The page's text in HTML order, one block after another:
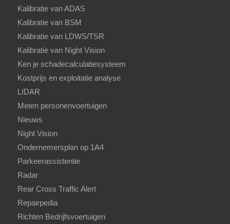
Kalibratie van ADAS
Kalibratie van BSM
Kalibratie van LDWS/TSR
Kalibratie van Night Vision
Ken je schadecalculatiesysteem
Kostprijs en exploitatie analyse
LIDAR
Meten personenvoertuigen
Nieuws
Night Vision
Ondernemersplan op 1A4
Parkeerassistentie
Radar
Rear Cross Traffic Alert
Repairpedia
Richten Bedrijfsvoertuigen